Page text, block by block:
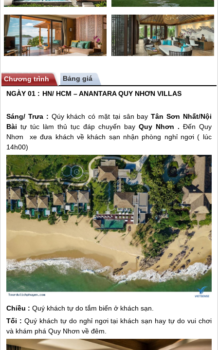
Chương trình
Bảng giá
NGÀY 01 : HN/ HCM – ANANTARAQUY NHƠN VILLAS
Sáng/ Trưa : Qúy khách có mặt tại sân bayTân Sơn Nhất/Nội
Bài tự túc làm thủ tục đáp chuyến bay Quy Nhơn . Đến Quy
Nhơn xe đưa khách về khách sạn nhận phòng nghỉ ngơi ( lúc
14h00)
Chiều :Quý khách tự do tắm biển ở khách sạn.
Tối :Quý khách tự do nghỉ ngơi tại khách sạn hay tự do vui chơi
và khám pháQuy Nhơn về đêm.